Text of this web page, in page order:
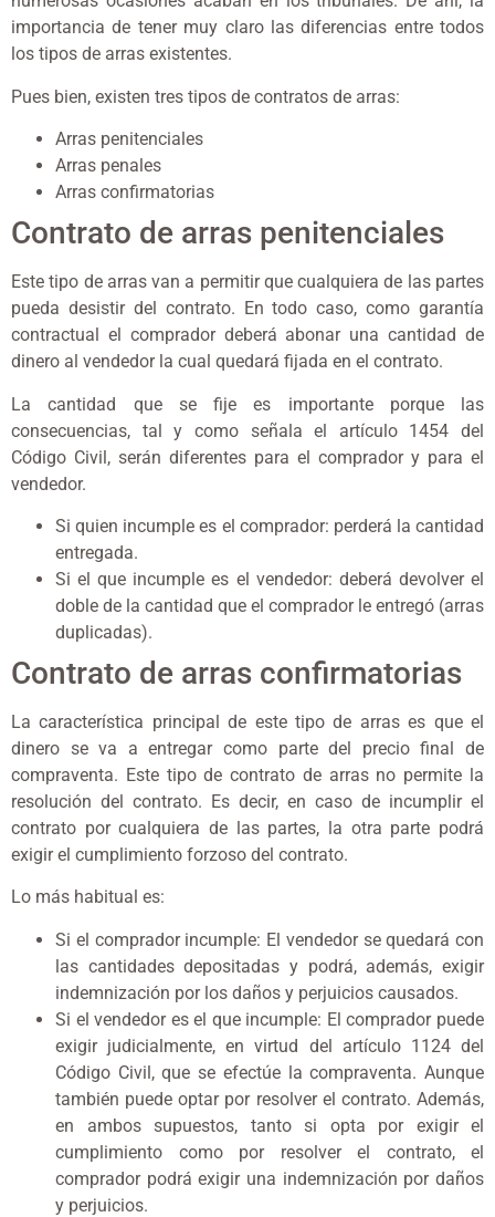
importancia de tener muy claro las diferencias entre todos
los tipos de arras existentes.
Pues bien, existen tres tipos de contratos de arras:
Arras penitenciales
Arras penales
Arras confirmatorias
Contrato de arras penitenciales
Este tipo de arras van a permitir que cualquiera de las partes
pueda desistir del contrato. En todo caso, como garantía
contractual el comprador deberá abonar una cantidad de
dinero al vendedor la cual quedará fijada en el contrato.
La cantidad que se fije es importante porque las
consecuencias, tal y como señala el artículo 1454 del
Código Civil, serán diferentes para el comprador y para el
vendedor.
Si quien incumple es el comprador: perderá la cantidad
entregada.
Si el que incumple es el vendedor: deberá devolver el
doble de la cantidad que el comprador le entregó (arras
duplicadas).
Contrato de arras confirmatorias
La característica principal de este tipo de arras es que el
dinero se va a entregar como parte del precio final de
compraventa. Este tipo de contrato de arras no permite la
resolución del contrato. Es decir, en caso de incumplir el
contrato por cualquiera de las partes, la otra parte podrá
exigir el cumplimiento forzoso del contrato.
Lo más habitual es:
Si el comprador incumple: El vendedor se quedará con
las cantidades depositadas y podrá, además, exigir
indemnización por los daños y perjuicios causados.
Si el vendedor es el que incumple: El comprador puede
exigir judicialmente, en virtud del artículo 1124 del
Código Civil, que se efectúe la compraventa. Aunque
también puede optar por resolver el contrato. Además,
en ambos supuestos, tanto si opta por exigir el
cumplimiento como por resolver el contrato, el
comprador podrá exigir una indemnización por daños
y perjuicios.